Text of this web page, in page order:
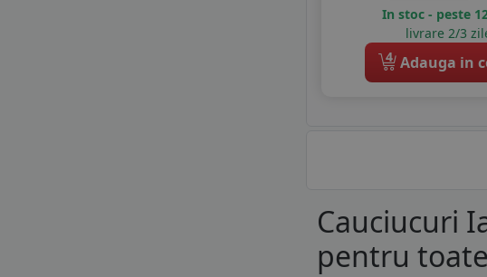
In stoc - peste
livrare 2/3
4 Adauga in
Cauciucuri
pentru